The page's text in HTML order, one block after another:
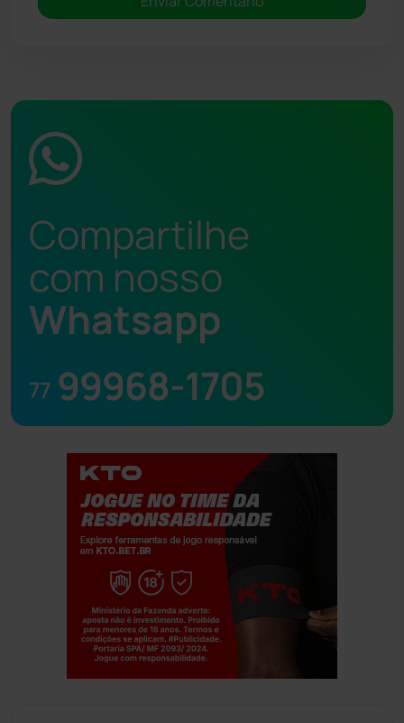
Compartilhe
com nosso
Whatsapp
77 99968-1705